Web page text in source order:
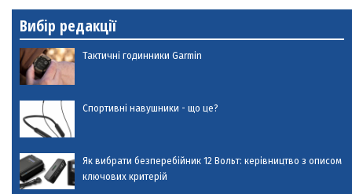
Вибір редакції
Тактичні годинники Garmin
Спортивні навушники - що це?
Як вибрати безперебійник 12 Вольт: керівництво з описом
ключових критерій